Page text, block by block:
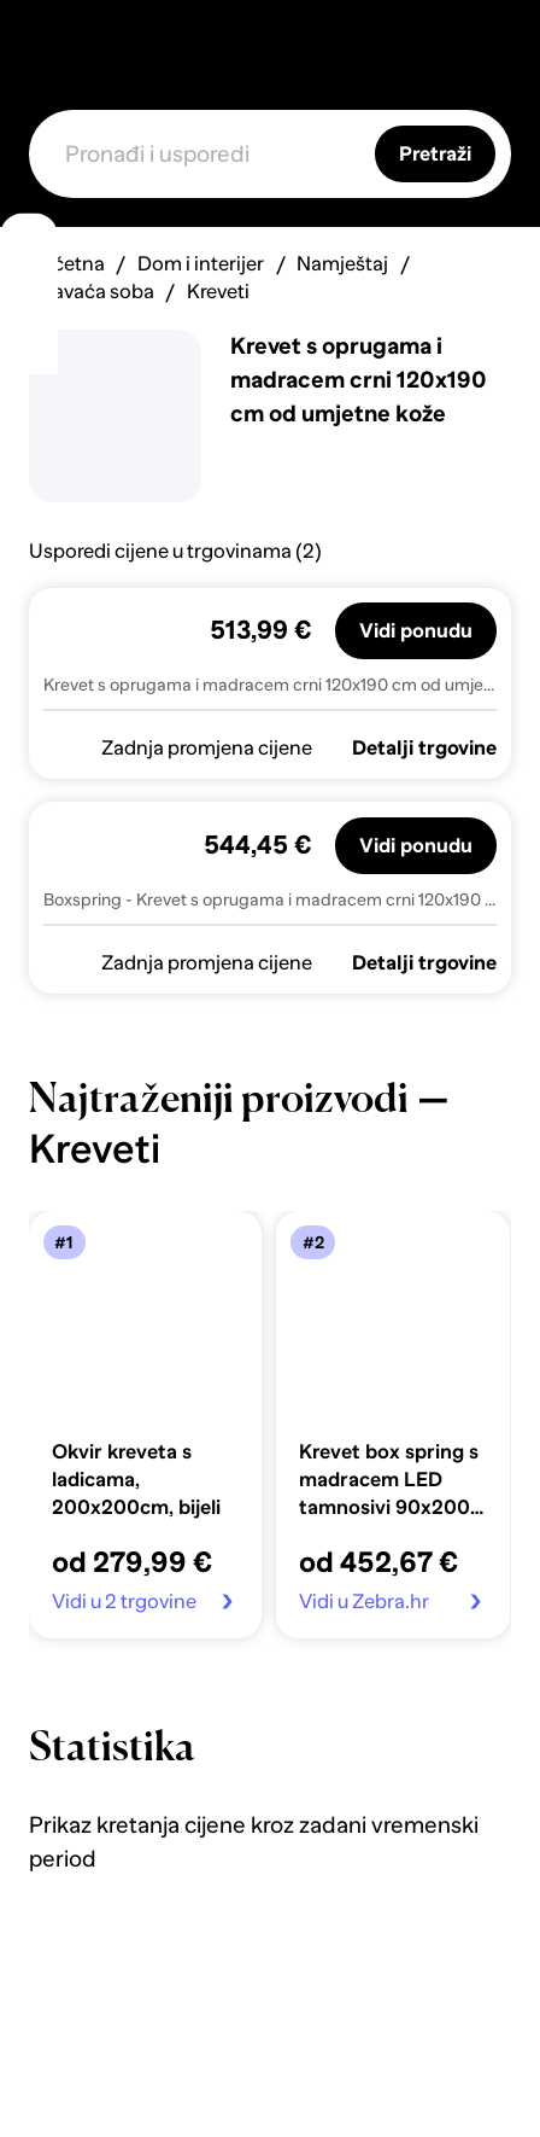
Pretraži
Početna Dom i interijer
Namještaj
Spavaća soba
Kreveti
Krevet s oprugama i
madracem crni 120x190
cm od umjetne kože
Usporedi cijene u trgovinama (2)
Krevet s oprugama i madracem crni 120x190 cm od umjetne kože
513,99 € Vidi ponudu
Zadnja promjena cijene Detalji trgovine
Boxspring - Krevet s oprugama i madracem crni 120x190 cm od umjetne kože - Crna 120 x 190 cm gumbi
544,45 € Vidi ponudu
Zadnja promjena cijene Detalji trgovine
Najtraženiji proizvodi —
Kreveti
#1
Okvir kreveta s
ladicama,
200x200cm, bijeli
od 279,99 €
Vidi u 2 trgovine
#2
Krevet box spring s
madracem LED
tamnosivi 90x200
od 452,67 €
Vidi u Zebra.hr
Statistika
Prikaz kretanja cijene kroz zadani vremenski
period